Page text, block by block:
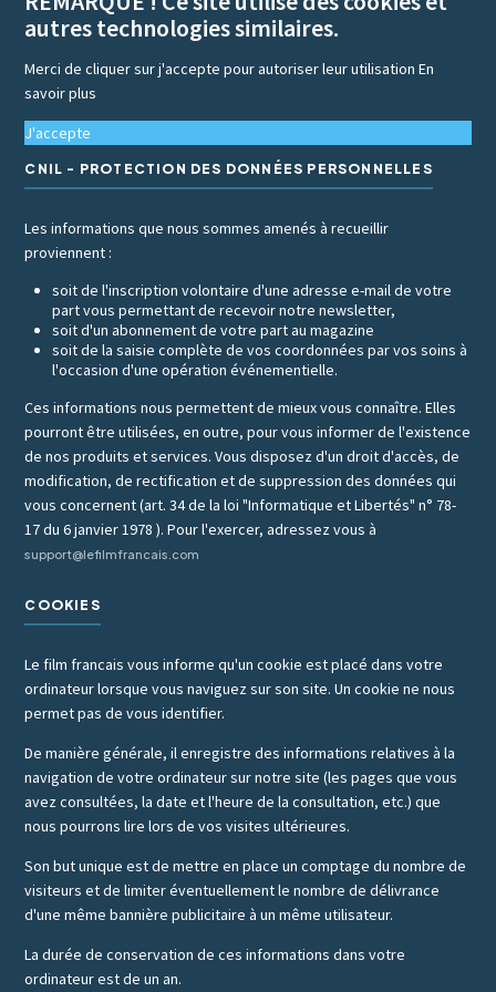
autres technologies similaires.
Merci de cliquer sur j'accepte pour autoriser leur utilisationEn
savoir plus
J'accepte
CNIL - PROTECTION DES DONNÉES PERSONNELLES
Les informations que nous sommes amenés à recueillir
proviennent :
soit de l'inscription volontaire d'une adresse e-mail de votre
part vous permettant de recevoir notre newsletter,
soit d'un abonnement de votre part au magazine
soit de la saisie complète de vos coordonnées par vos soins à
l'occasion d'une opération événementielle.
Ces informations nous permettent de mieux vous connaître. Elles
pourront être utilisées, en outre, pour vous informer de l'existence
de nos produits et services. Vous disposez d'un droit d'accès, de
modification, de rectification et de suppression des données qui
vous concernent (art. 34 de la loi "Informatique et Libertés" n° 78-
17 du 6 janvier 1978 ). Pour l'exercer, adressez vous à
support@lefilmfrancais.com
COOKIES
Le film francais vous informe qu'un cookie est placé dans votre
ordinateur lorsque vous naviguez sur son site. Un cookie ne nous
permet pas de vous identifier.
De manière générale, il enregistre des informations relatives à la
navigation de votre ordinateur sur notre site (les pages que vous
avez consultées, la date et l'heure de la consultation, etc.) que
nous pourrons lire lors de vos visites ultérieures.
Son but unique est de mettre en place un comptage du nombre de
visiteurs et de limiter éventuellement le nombre de délivrance
d'une même bannière publicitaire à un même utilisateur.
La durée de conservation de ces informations dans votre
ordinateur est de un an.